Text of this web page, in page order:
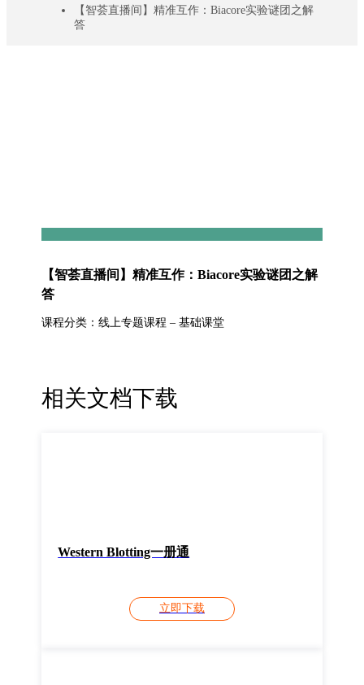
【智荟直播间】精准互作：Biacore实验谜团之解
答
【智荟直播间】精准互作：Biacore实验谜团之解
答
课程分类：线上专题课程 – 基础课堂
相关文档下载
Western Blotting一册通
立即下载